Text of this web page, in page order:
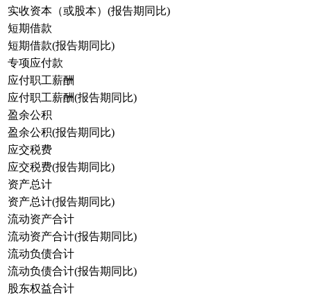
实收资本（或股本）(报告期同比)
短期借款
短期借款(报告期同比)
专项应付款
应付职工薪酬
应付职工薪酬(报告期同比)
盈余公积
盈余公积(报告期同比)
应交税费
应交税费(报告期同比)
资产总计
资产总计(报告期同比)
流动资产合计
流动资产合计(报告期同比)
流动负债合计
流动负债合计(报告期同比)
股东权益合计